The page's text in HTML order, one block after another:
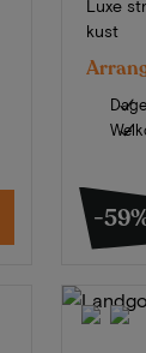
Luxe
kust
-